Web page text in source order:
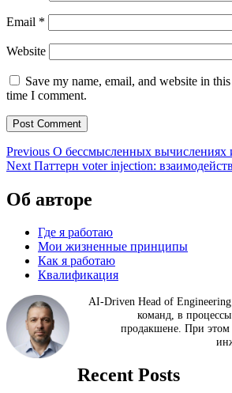
Email *
Website
Save my name, email, and website in
time I comment.
Post
navigation
Previous Previous
post:
О бессмысленных вычислениях
Next Next
Паттерн voter injection:
Об авторе
Где я работаю
Мои жизненные принципы
Как я работаю
Квалификация
AI-Driven Head of
команд, в
продакшене. При
Recent Posts